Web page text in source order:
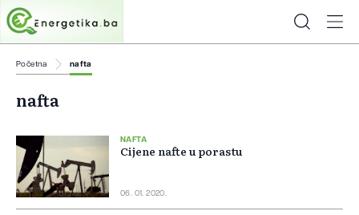
Početna nafta
nafta
NAFTA
Cijene nafte u porastu
06. 01. 2020.